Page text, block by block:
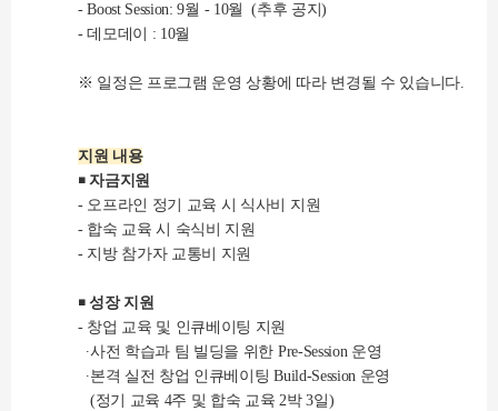
- Boost Session: 9월 - 10월 (추후 공지)
- 데모데이 : 10월
※ 일정은 프로그램 운영 상황에 따라 변경될 수 있습니다.
지원 내용
￭ 자금지원
- 오프라인 정기 교육 시 식사비 지원
- 합숙 교육 시 숙식비 지원
- 지방 참가자 교통비 지원
￭ 성장 지원
- 창업 교육 및 인큐베이팅 지원
∙사전 학습과 팀 빌딩을 위한 Pre-Session 운영
∙본격 실전 창업 인큐베이팅 Build-Session 운영
(정기 교육 4주 및 합숙 교육 2박 3일)